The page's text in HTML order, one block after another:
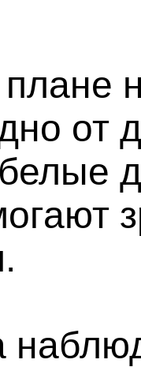
от